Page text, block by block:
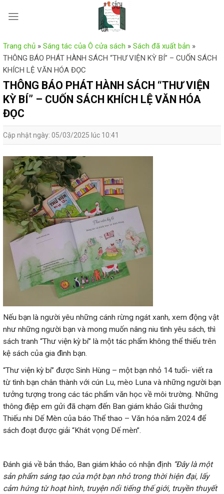
Trang chủ » Sáng tác của Ô cửa sách » Sách đã xuất bản »
THÔNG BÁO PHÁT HÀNH SÁCH “THƯ VIỆN KỲ BÍ” – CUỐN SÁCH
KHÍCH LỆ VĂN HÓA ĐỌC
THÔNG BÁO PHÁT HÀNH SÁCH “THƯ VIỆN
KỲ BÍ” – CUỐN SÁCH KHÍCH LỆ VĂN HÓA
ĐỌC
Cập nhật ngày: 05/03/2025 lúc 10:41
Nếu bạn là người yêu những cánh rừng ngát xanh, xem động vật
như những người bạn và mong muốn nâng niu tình yêu sách, thì
sách tranh “Thư viện kỳ bí” là một tác phẩm không thể thiếu trên
kệ sách của gia đình bạn.
“Thư viện kỳ bí” được Sinh Hùng – một bạn nhỏ 14 tuổi- viết ra
từ tình bạn chân thành với cún Lu, mèo Luna và những người bạn
tưởng tượng trong các tác phẩm văn học về môi trường. Những
thông điệp em gửi đã chạm đến Ban giám khảo Giải thưởng
Thiếu nhi Dế Mèn của báo Thể thao – Văn hóa năm 2024 để
sách đoạt được giải “Khát vọng Dế mèn”.
Đánh giá về bản thảo, Ban giám khảo có nhận định “Đây là một
sản phẩm sáng tạo của một bạn nhỏ trong thời hiện đại, lấy
cảm hứng từ hoạt hình, truyện nổi tiếng thế giới, truyền thuyết